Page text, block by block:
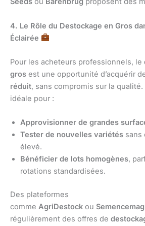
4. Le Rôle du Destockage en Gros
Éclairée
Pour les acheteurs professionnels, le
gros est une opportunité d’acquérir
réduit, sans compromis sur la
idéale pour :
Approvisionner de grandes
Tester de nouvelles variétés sans
élevé.
Bénéficier de lots homogènes,
rotations standardisées.
Des plateformes
comme AgriDestock ou Semencemag
régulièrement des offres de